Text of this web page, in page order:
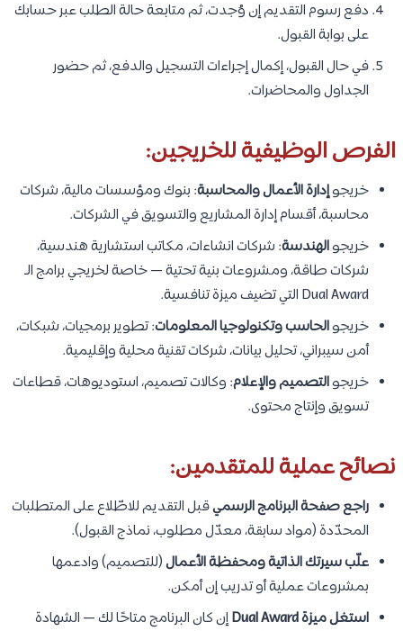
دفع رسوم التقديم إن وُجدت، ثم متابعة حالة الطلب عبر حسابك
على بوابة القبول.
في حال القبول، إكمال إجراءات التسجيل والدفع، ثم حضور
الجداول والمحاضرات.
الفرص الوظيفية للخريجين:
خريجوإدارة الأعمال والمحاسبة: بنوك ومؤسسات مالية، شركات
محاسبة، أقسام إدارة المشاريع والتسويق في الشركات.
خريجوالهندسة: شركات انشاءات، مكاتب استشارية هندسية،
شركات طاقة، ومشروعات بنية تحتية — خاصة لخريجي برامج الـ
Dual Award التي تضيف ميزة تنافسية.
خريجوالحاسب وتكنولوجيا المعلومات: تطوير برمجيات، شبكات،
أمن سيبراني، تحليل بيانات، شركات تقنية محلية وإقليمية.
خريجوالتصميم والإعلام: وكالات تصميم، استوديوهات، قطاعات
تسويق وإنتاج محتوى.
نصائح عملية للمتقدمين:
راجع صفحة البرنامج الرسميقبل التقديم للاطّلاع على المتطلبات
المحدّدة (مواد سابقة، معدّل مطلوب، نماذج القبول).
علّب سيرتك الذاتية ومحفظة الأعمال(للتصميم) وادعمها
بمشروعات عملية أو تدريب إن أمكن.
استغل ميزة Dual Award
إن كان البرنامج متاحًا لك — الشهادة